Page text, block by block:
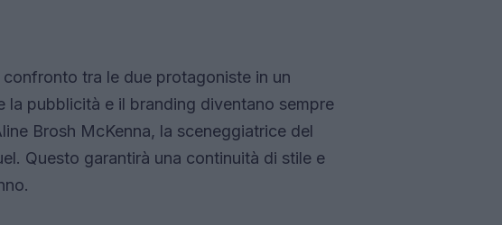
tra le due protagoniste in un
pubblicità e il branding diventano sempre
Brosh McKenna, la sceneggiatrice del
Questo garantirà una continuità di stile e